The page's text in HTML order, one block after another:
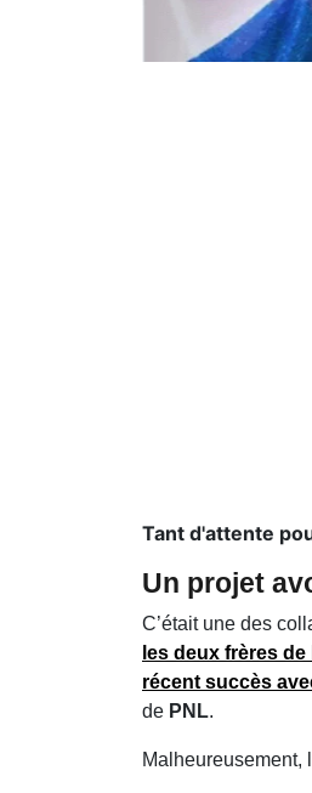
Tant d'attente
Un projet
C’était une des
les deux frères de
récent succès
de PNL.
Malheureusement,